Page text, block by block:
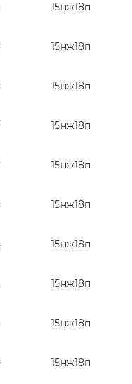
15нж18п
15нж18п
15нж18п
15нж18п
15нж18п
15нж18п
15нж18п
15нж18п
15нж18п
15нж18п